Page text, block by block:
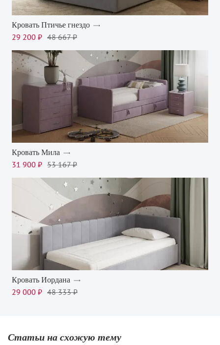
Кровать Птичье гнездо
29 200 ₽ 48 667 ₽
Кровать Мила
31 900 ₽ 53 167 ₽
Кровать Иордана
29 000 ₽ 48 333 ₽
Статьи на схожую тему